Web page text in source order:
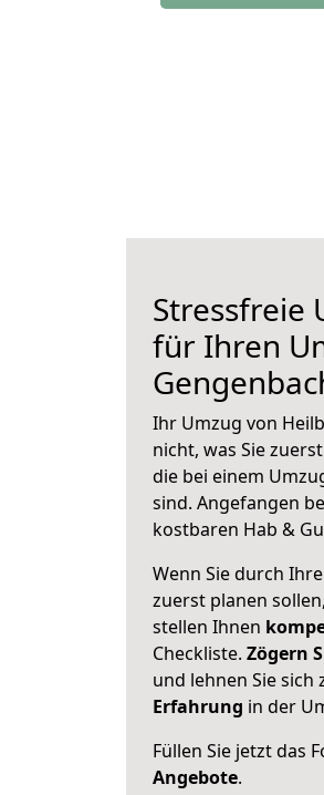
Stressfreie
für Ihren
Ihr Umzug von
nicht, was Sie
die bei einem
sind. Angefangen
kostbaren Hab &
Wenn Sie durch
zuerst planen
stellen Ihnen
Checkliste. Zögern
und lehnen Sie sich
Erfahrung in der
Füllen Sie jetzt das
Angebote.